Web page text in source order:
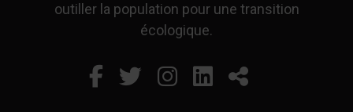
outiller la population pour une transition
écologique.
Facebook
Ce lien s'ouvrira dans
Twitter
Ce lien s'ouvrira
Instagram
Ce lien s'ouvrira
LinkedIn
Ce lien
Partager